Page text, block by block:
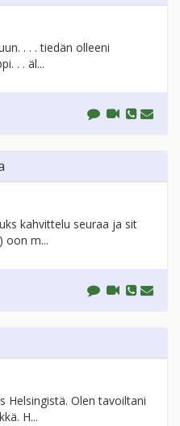
. . . tiedän olleeni
. . äl...
kahvittelu seuraa ja sit
oon m...
Helsingistä. Olen tavoiltani
H...